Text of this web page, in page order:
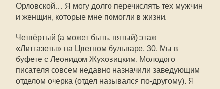
Орловской… Я могу долго перечислять тех мужчин
и женщин, которые мне помогли в жизни.
Четвёртый (а может быть, пятый) этаж
«Литгазеты» на Цветном бульваре, 30. Мы в
буфете с Леонидом Жуховицким. Молодого
писателя совсем недавно назначили заведующим
отделом очерка (отдел назывался по-другому). Я